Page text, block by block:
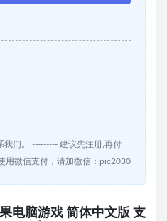
们。 --------- 建议先注册,再付
用微信支付，请加微信：pic2030
电脑游戏 简体中文版 支